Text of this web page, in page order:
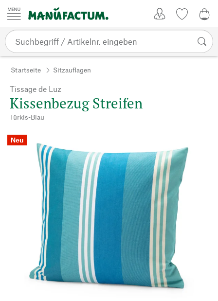
Zum Inhalt springen
Startseite Sitzauflagen
Tissage de Luz
Kissenbezug Streifen
Türkis-Blau
Neu